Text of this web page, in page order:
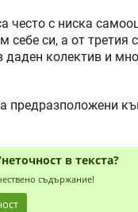
често с ниска
си, а от третия
колектив и
предразположени
в текста?
съдържание!